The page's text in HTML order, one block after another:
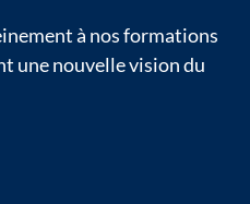
à nos formations
une nouvelle vision du